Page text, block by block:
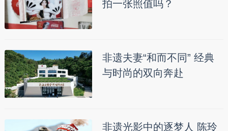
拍一张照值吗？
非遗夫妻“和而不同” 经典
与时尚的双向奔赴
非遗光影中的逐梦人 陈玲